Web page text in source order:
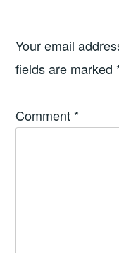
Your email
fields are marked
Comment *